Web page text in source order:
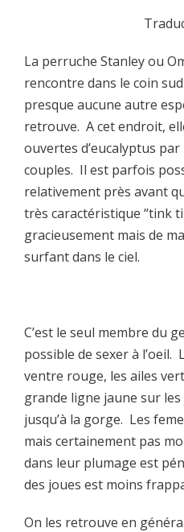
La perruche Stanley ou
rencontre dans le coin
presque aucune autre
retrouve. A cet endroit,
ouvertes d’eucalyptus
couples. Il est parfois
relativement près avant
très caractéristique “tink
gracieusement mais de
surfant dans le ciel.
C’est le seul membre du
possible de sexer à l’oeil.
ventre rouge, les ailes
grande ligne jaune sur
jusqu’à la gorge. Les
mais certainement pas
dans leur plumage est
des joues est moins
On les retrouve en